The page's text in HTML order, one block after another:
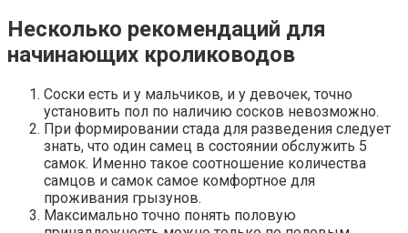
Несколько рекомендаций для
начинающих кролиководов
Соски есть и у мальчиков, и у девочек, точно
установить пол по наличию сосков невозможно.
При формировании стада для разведения следует
знать, что один самец в состоянии обслужить 5
самок. Именно такое соотношение количества
самцов и самок самое комфортное для
проживания грызунов.
Максимально точно понять половую